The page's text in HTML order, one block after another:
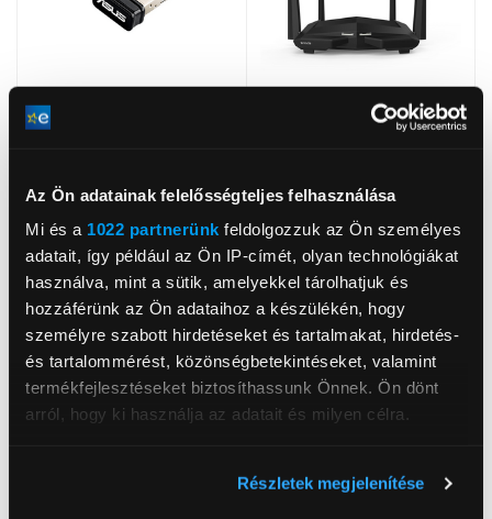
Az Ön adatainak felelősségteljes felhasználása
Mi és a 1022 partnerünk feldolgozzuk az Ön személyes
adatait, így például az Ön IP-címét, olyan technológiákat
használva, mint a sütik, amelyekkel tárolhatjuk és
hozzáférünk az Ön adataihoz a készülékén, hogy
személyre szabott hirdetéseket és tartalmakat, hirdetés-
és tartalommérést, közönségbetekintéseket, valamint
termékfejlesztéseket biztosíthassunk Önnek. Ön dönt
arról, hogy ki használja az adatait és milyen célra.
Részletek megjelenítése
ASUS USB-N10 Nano
(4
5 199 Ft
Tenda AC10U AC1200
Smart Dual-Band
Gigabit WiFi Router
13 999 Ft